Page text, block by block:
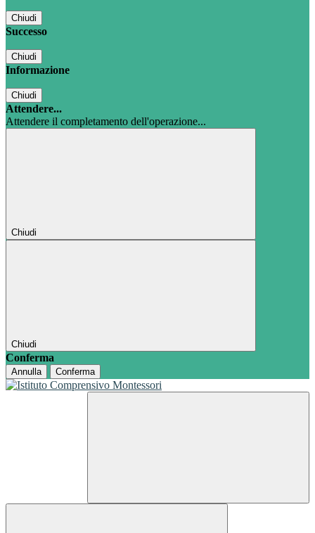
Chiudi
Successo
Chiudi
Informazione
Chiudi
Attendere...
Attendere il completamento dell'operazione...
Chiudi
Chiudi
Conferma
Annulla Conferma